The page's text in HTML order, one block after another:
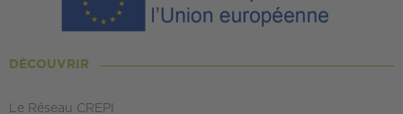
DÉCOUVRIR
Le Réseau CREPI